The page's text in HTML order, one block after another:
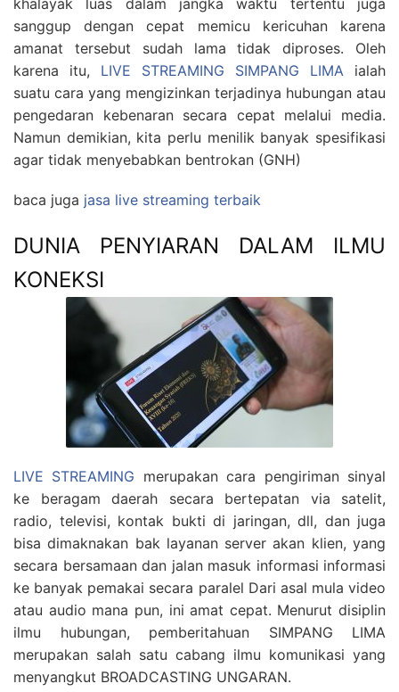
khalayak luas dalam jangka waktu tertentu juga
sanggup dengan cepat memicu kericuhan karena
amanat tersebut sudah lama tidak diproses. Oleh
karena itu, LIVE STREAMING SIMPANG LIMA ialah
suatu cara yang mengizinkan terjadinya hubungan atau
pengedaran kebenaran secara cepat melalui media.
Namun demikian, kita perlu menilik banyak spesifikasi
agar tidak menyebabkan bentrokan (GNH)
baca juga jasa live streaming terbaik
DUNIA PENYIARAN DALAM ILMU
KONEKSI
LIVE STREAMING merupakan cara pengiriman sinyal
ke beragam daerah secara bertepatan via satelit,
radio, televisi, kontak bukti di jaringan, dll, dan juga
bisa dimaknakan bak layanan server akan klien, yang
secara bersamaan dan jalan masuk informasi informasi
ke banyak pemakai secara paralel Dari asal mula video
atau audio mana pun, ini amat cepat. Menurut disiplin
ilmu hubungan, pemberitahuan SIMPANG LIMA
merupakan salah satu cabang ilmu komunikasi yang
menyangkut BROADCASTING UNGARAN.